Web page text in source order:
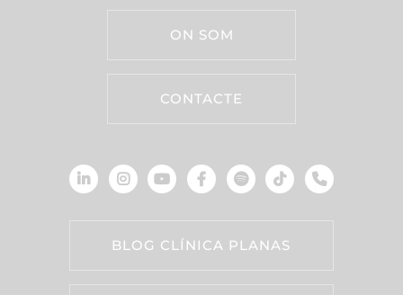
ON SOM
CONTACTE
BLOG CLÍNICA PLANAS